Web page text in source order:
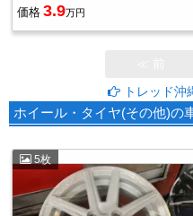
価格 3.9万円
トレッド
ホイール・タイヤ(その他)の
5枚